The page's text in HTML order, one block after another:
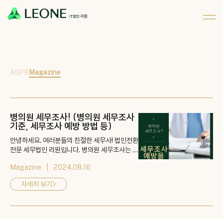
파트너십
All PR Magazine
병의원 세무조사! (병의원 세무조사
기준, 세무조사 예방 방법 등)
안녕하세요. 여러분들의 친절한 세무사! 법인전환
전문 세무법인 리원입니다. 병의원 세무조사는 세
수 펑크를 메꾸기 위해 비정기 세무조사가 눈에
뜨일 정도로 많아졌다고 할 정도죠. 어떤 기준으
로 나올까요? 예방은 또 어떻게 해야 할까요? 👉
mhyun0122/223521620501
Magazine 2024.08.16
자세히 보기>